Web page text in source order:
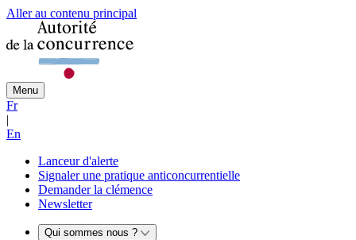
Aller au contenu principal
Menu
Fr
|
En
Lanceur d'alerte
Signaler une pratique anticoncurrentielle
Demander la clémence
Newsletter
Qui sommes nous ?